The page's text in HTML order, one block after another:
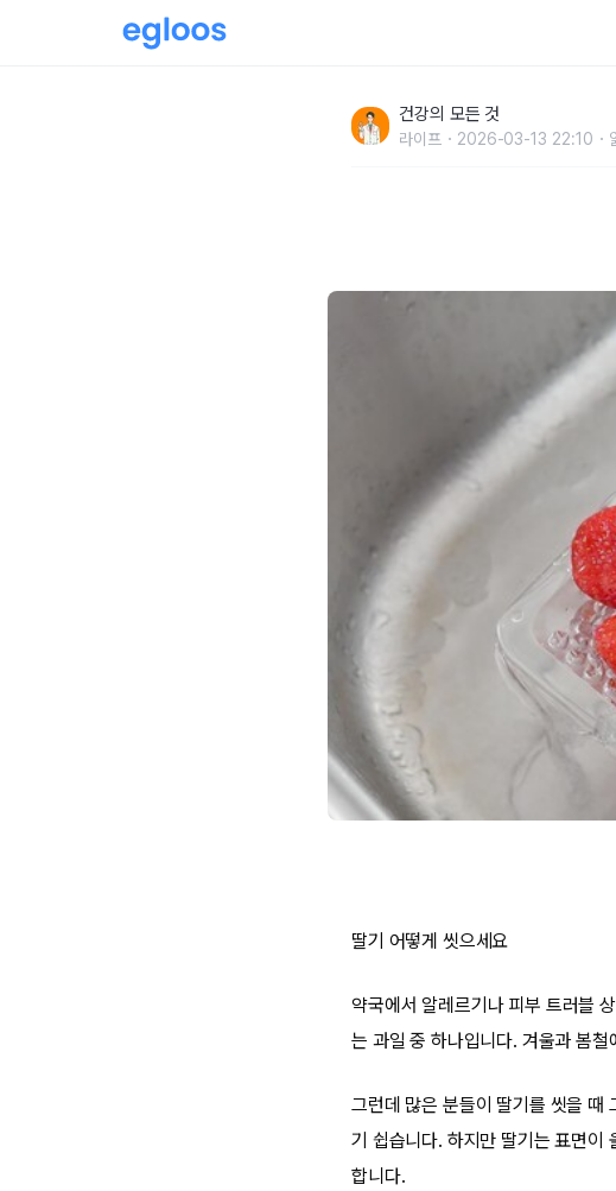
건강의 모든 것
라이프 2026-03-13 22:10
딸기 어떻게 씻으세요
약국에서 알레르기나 피부 트러블
는 과일 중 하나입니다. 겨울과 봄
그런데 많은 분들이 딸기를 씻을 때
기 쉽습니다. 하지만 딸기는 표면이
합니다.